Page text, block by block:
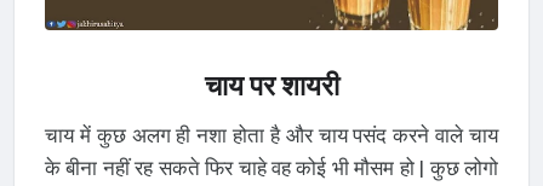
चाय पर शायरी
चाय में कुछ अलग ही नशा होता है और चाय पसंद करने वाले चाय
के बीना नहीं रह सकते फिर चाहे वह कोई भी मौसम हो | कुछ लोगो